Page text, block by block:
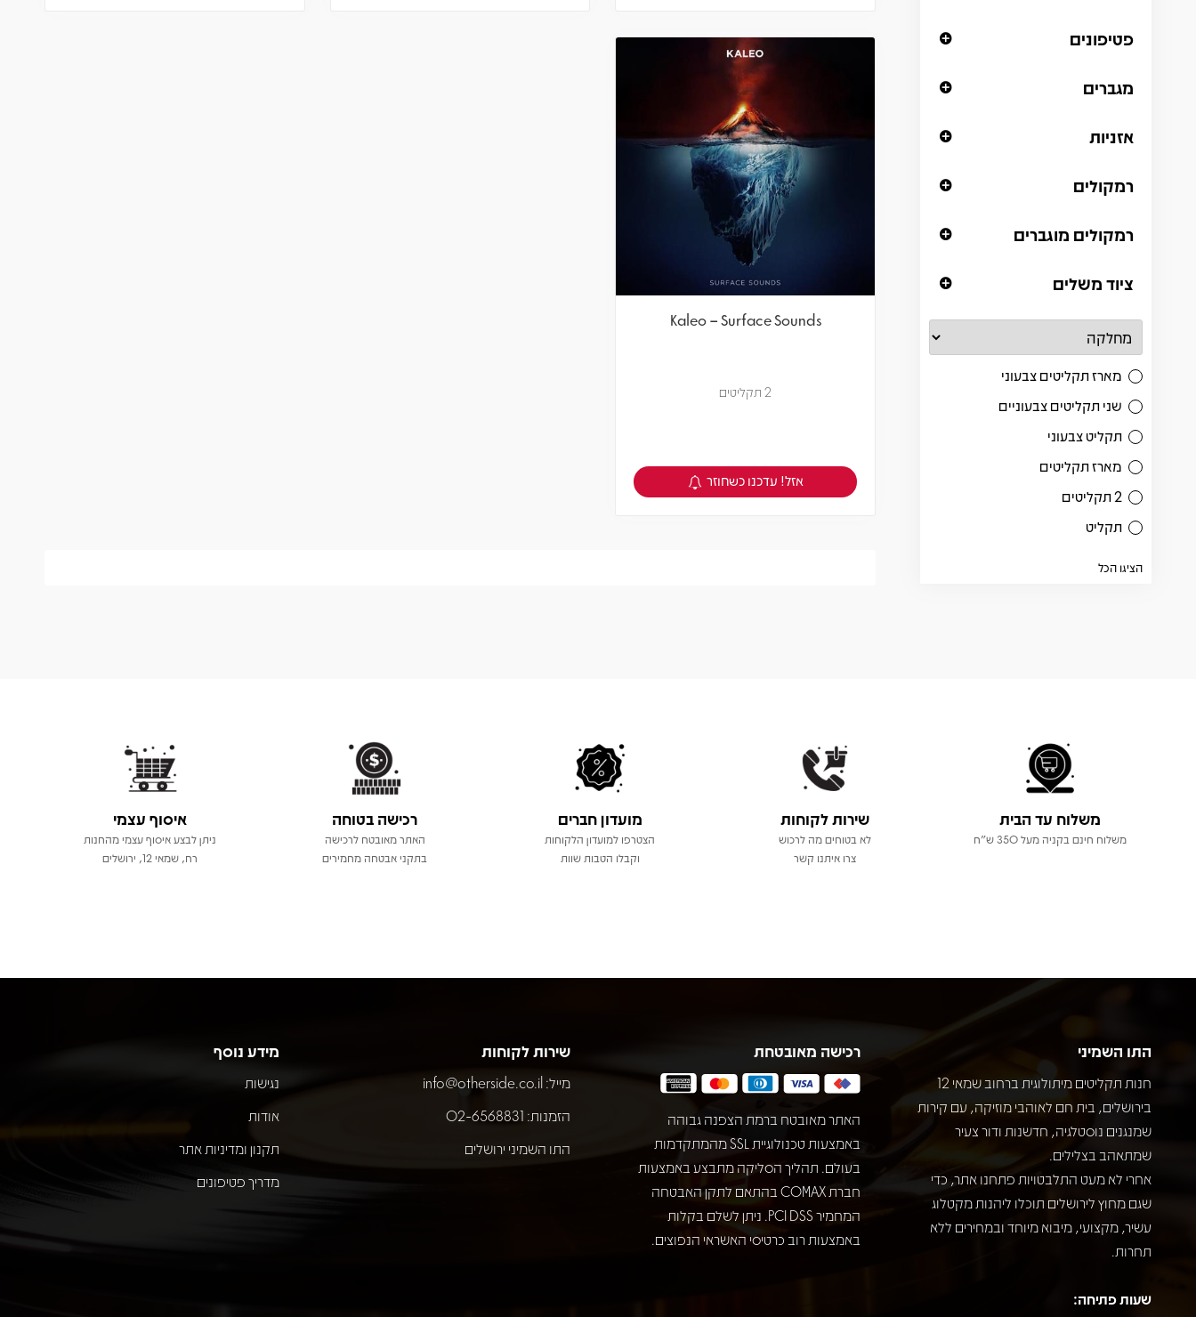
פטיפונים
מגברים
אזניות
רמקולים
רמקולים מוגברים
ציוד משלים
מארז תקליטים צבעוני
שני תקליטים צבעוניים
תקליט צבעוני
מארז תקליטים
2 תקליטים
תקליט
הציגו הכל
Kaleo – Surface Sounds
2 תקליטים
צפיה במוצר
אזל! עדכנו כשחוזר
משלוח עד הבית
משלוח חינם בקניה מעל 350 ש"ח
שירות לקוחות
לא בטוחים מה לרכוש
צרו איתנו קשר
מועדון חברים
הצטרפו למועדון הלקוחות
וקבלו הטבות שוות
רכישה בטוחה
האתר מאובטח לרכישה
בתקני אבטחה מחמירים
איסוף עצמי
ניתן לבצע איסוף עצמי מהחנות
רח, שמאי 12, ירושלים
התו השמיני
חנות תקליטים מיתולוגית ברחוב שמאי 12
בירושלים, בית חם לאוהבי מוזיקה, עם קירות
שמנגנים נוסטלגיה, חדשנות ודור צעיר
שמתאהב בצלילים.
אחרי לא מעט התלבטויות פתחנו אתר, כדי
שגם מחוץ לירושלים תוכלו ליהנות מקטלוג
עשיר, מקצועי, מיבוא מיוחד ובמחירים ללא
תחרות.
שעות פתיחה:
רכישה מאובטחת
האתר מאובטח ברמת הצפנה גבוהה
באמצעות טכנולוגיית SSL מהמתקדמות
בעולם. תהליך הסליקה מתבצע באמצעות
חברת COMAX בהתאם לתקן האבטחה
המחמיר PCI DSS. ניתן לשלם בקלות
באמצעות רוב כרטיסי האשראי הנפוצים.
שירות לקוחות
מייל: info@otherside.co.il
הזמנות: 02-6568831
התו השמיני ירושלים
מידע נוסף
נגישות
אודות
תקנון ומדיניות אתר
מדריך פטיפונים